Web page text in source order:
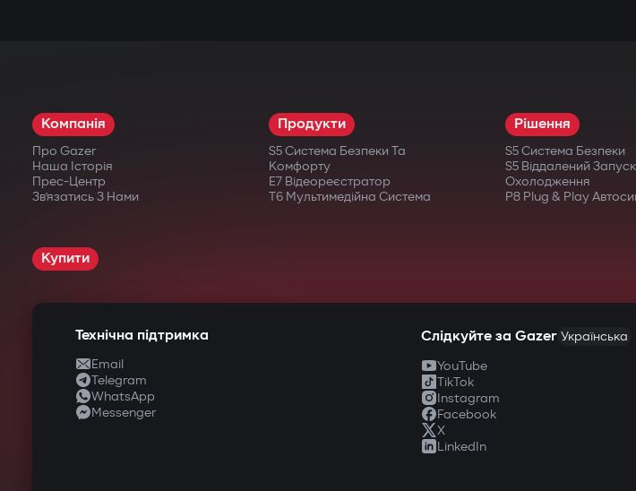
Компанія
Про Gazer
Наша Історія
Прес-Центр
Зв’язатись З Нами
Продукти
S5 Система Безпеки Та
Комфорту
E7 Відеореєстратор
T6 Мультимедійна Система
Рішення
S5 Система Безпеки
S5 Віддалений Запуск
Охолодження
P8 Plug & Play
Купити
Технічна підтримка
Email
Telegram
WhatsApp
Messenger
Слідкуйте за Gazer Українська
YouTube
TikTok
Instagram
Facebook
X
LinkedIn